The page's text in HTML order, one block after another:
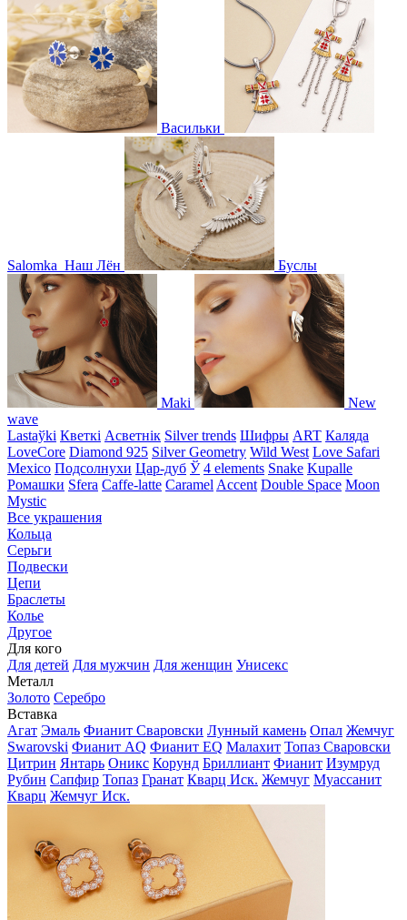
Васильки
Salomka Наш Лён Буслы
Maki
New
wave
Lastaўki Кветкі Асветнiк Silver trends Шифры ART Каляда
LoveCore Diamond 925 Silver Geometry Wild West Love Safari
Mexico Подсолнухи Цар-дуб Ў 4 elements Snake Kupalle
Ромашки Sfera Caffe-latte Caramel Accent Double Space Moon
Mystic
Все украшения
Кольца
Серьги
Подвески
Цепи
Браслеты
Колье
Другое
Для кого
Для детей Для мужчин Для женщин Унисекс
Металл
Золото Серебро
Вставка
Агат Эмаль Фианит Сваровски Лунный камень Опал Жемчуг
Swarovski Фианит AQ Фианит EQ Малахит Топаз Сваровски
Цитрин Янтарь Оникс Корунд Бриллиант Фианит Изумруд
Рубин Сапфир Топаз Гранат Кварц Иск. Жемчуг Муассанит
Кварц Жемчуг Иск.